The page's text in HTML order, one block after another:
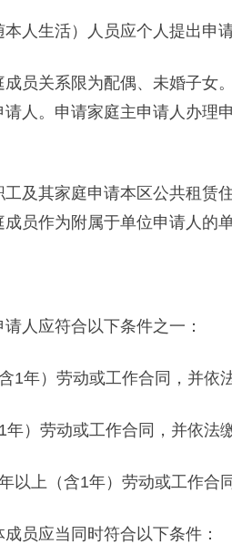
生活）人员应个人提出申请
关系限为配偶、未婚子女
人。申请家庭主申请人办理
其家庭申请本区公共租赁
员作为附属于单位申请人的
人应符合以下条件之一：
）劳动或工作合同，并依
劳动或工作合同，并依法
上（含1年）劳动或工作合
员应当同时符合以下条件：